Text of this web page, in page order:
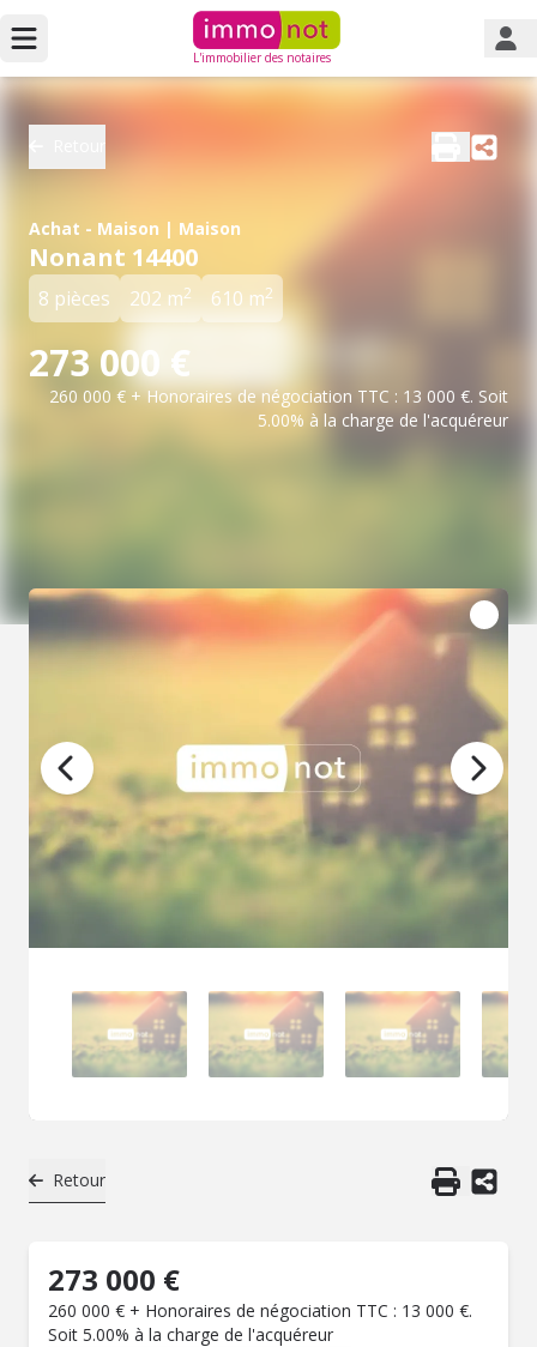
L'immobilier des notaires
Achat - Maison | Maison
Nonant 14400
8 pièces 202 m2 610 m2
273 000 €
260 000 € + Honoraires de négociation TTC : 13 000 €. Soit
5.00% à la charge de l'acquéreur
Retour
273 000 €
260 000 € + Honoraires de négociation TTC : 13 000 €.
Soit 5.00% à la charge de l'acquéreur